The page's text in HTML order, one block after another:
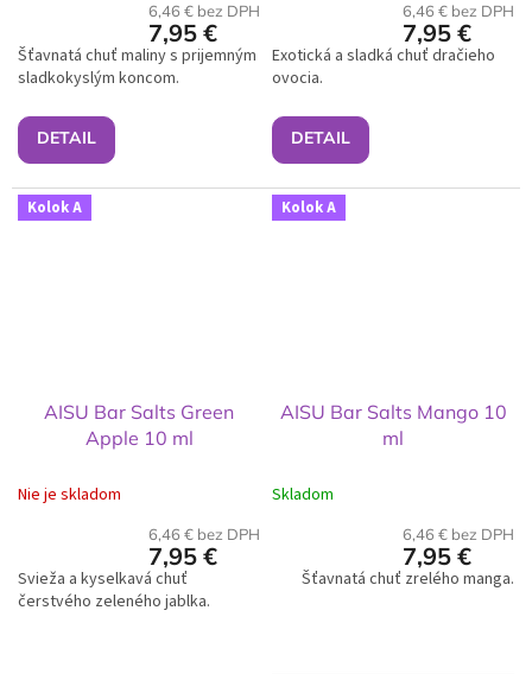
6,46 € bez DPH
7,95 €
DETAIL
Šťavnatá chuť maliny s prijemným
sladkokyslým koncom.
6,46 € bez DPH
7,95 €
DETAIL
Exotická a sladká chuť dračieho
ovocia.
Kolok A
AISU Bar Salts Green
Apple 10 ml
Nie je skladom
6,46 € bez DPH
7,95 €
Svieža a kyselkavá chuť
čerstvého zeleného jablka.
Kolok A
AISU Bar Salts Mango 10
ml
Skladom
6,46 € bez DPH
7,95 €
Šťavnatá chuť zrelého manga.